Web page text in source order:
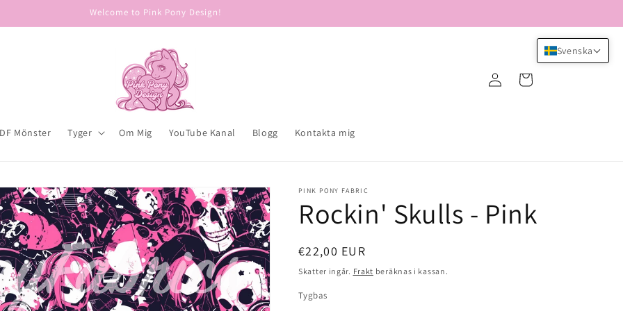
Welcome to Pink Pony Design!
Mönster Tyger Om Mig YouTube Kanal Blogg Kontakta mig
in
Varukorg
PINK PONY FABRIC
Rockin' Skulls - Pink
Ordinarie
pris
€22,00 EUR
Skatter ingår. Frakt beräknas i kassan.
Tygbas
Svenska